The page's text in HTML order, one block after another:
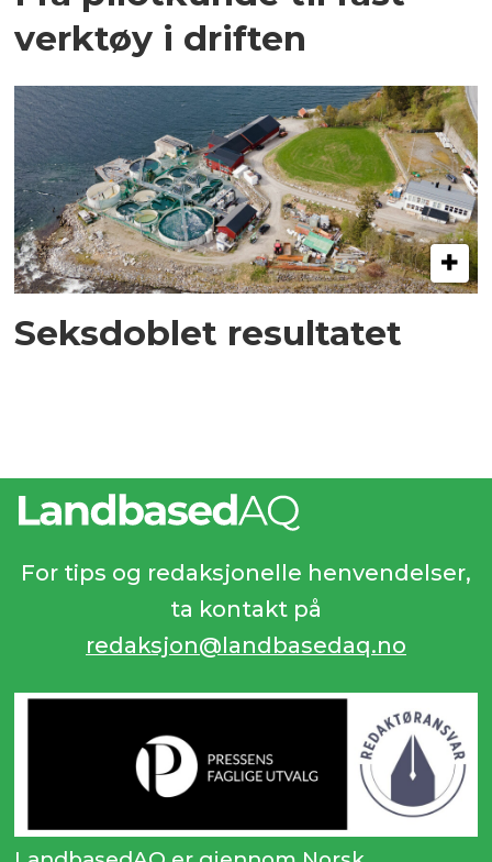
verktøy i driften
Seksdoblet resultatet
For tips og redaksjonelle henvendelser,
ta kontakt på
redaksjon@landbasedaq.no